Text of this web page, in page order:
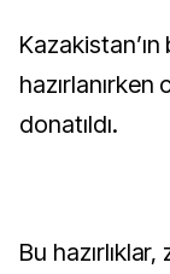
donatıldı.
Bu